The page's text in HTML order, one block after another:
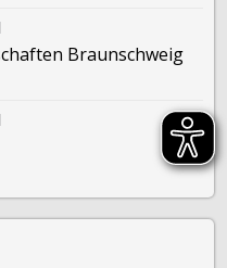
Braunschweig